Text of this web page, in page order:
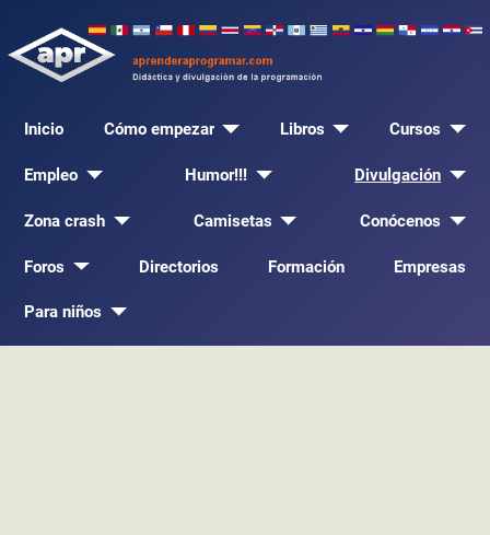
Inicio Cómo empezar Libros Cursos
Empleo Humor!!! Divulgación
Zona crash Camisetas Conócenos
Foros Directorios Formación Empresas
Para niños